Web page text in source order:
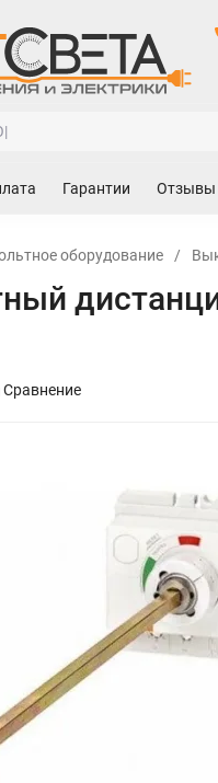
Гарантии Отзывы
оборудование /
Сравнение